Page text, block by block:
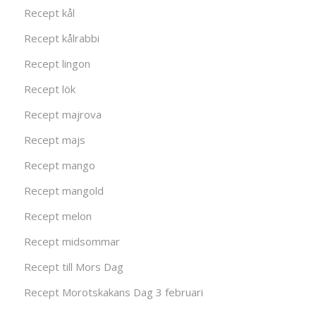
Recept kål
Recept kålrabbi
Recept lingon
Recept lök
Recept majrova
Recept majs
Recept mango
Recept mangold
Recept melon
Recept midsommar
Recept till Mors Dag
Recept Morotskakans Dag 3 februari